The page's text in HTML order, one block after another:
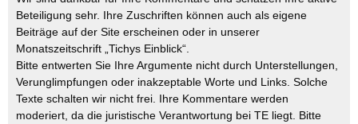
Beteiligung sehr. Ihre Zuschriften können auch als eigene
Beiträge auf der Site erscheinen oder in unserer
Monatszeitschrift „Tichys Einblick“.
Bitte entwerten Sie Ihre Argumente nicht durch Unterstellungen,
Verunglimpfungen oder inakzeptable Worte und Links. Solche
Texte schalten wir nicht frei. Ihre Kommentare werden
moderiert, da die juristische Verantwortung bei TE liegt. Bitte